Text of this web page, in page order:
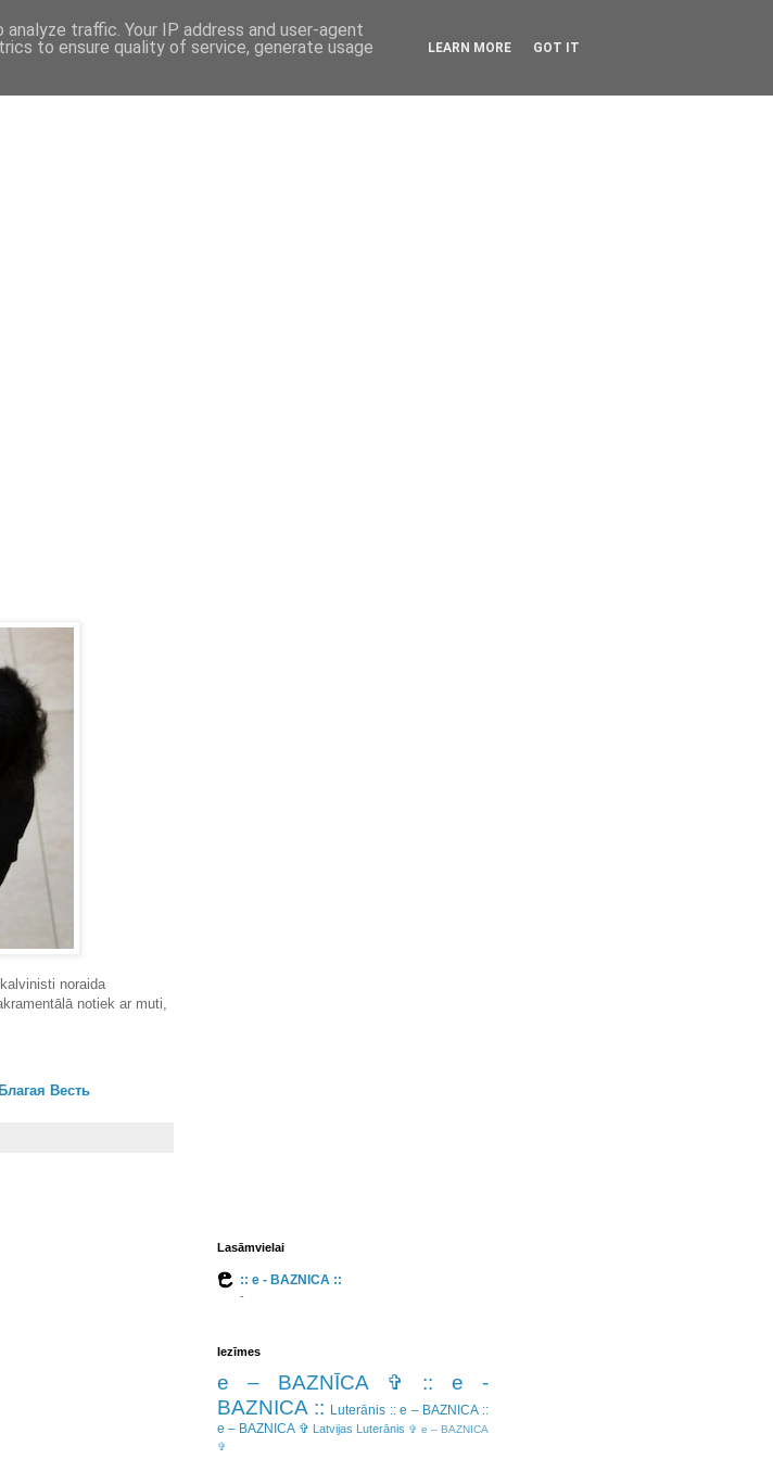
noraida
notiek ar muti,
Благая Весть
Lasāmvielai
:: e - BAZNICA ::
-
Iezīmes
e – BAZNĪCA ✞
:: e -
BAZNICA :: Luterānis :: e – BAZNICA ::
e – BAZNICA ✞ Latvijas Luterānis ✞ e – BAZNICA
✞
traffic. Your IP address and user-agent
to ensure quality of service, generate usage
LEARN MORE GOT IT